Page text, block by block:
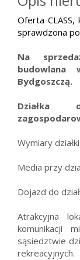
Oferta
sprawdzona
Na
budowlana
Bydgoszczą.
Działka
Wymiary
Media przy
Dojazd do
Atrakcyjna
komunikacji
sąsiedztwie
rekreacyjnych.